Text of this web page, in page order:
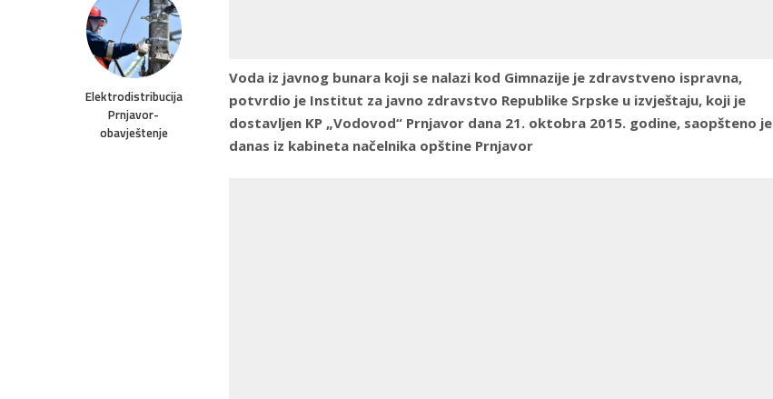
Elektrodistribucija
Prnjavor-
obavještenje
Voda iz javnog bunara koji se nalazi kod Gimnazije je zdravstveno ispravna,
potvrdio je Institut za javno zdravstvo Republike Srpske u izvještaju, koji je
dostavljen KP „Vodovod“ Prnjavor dana 21. oktobra 2015. godine, saopšteno je
danas iz kabineta načelnika opštine Prnjavor